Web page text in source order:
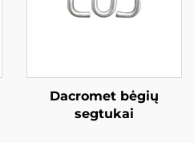
Dacromet bėgių
segtukai